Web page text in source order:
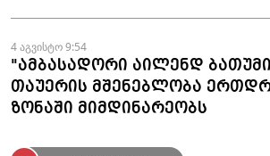
4 აგვისტო 9:54
"ამბასადორი აილენდ
თაუერის მშენებლობა
ზონაში მიმდინარეობს